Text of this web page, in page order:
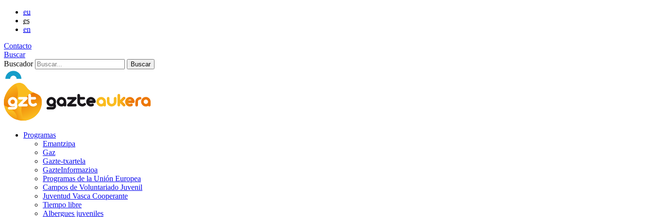
eu
es
en
Contacto
Buscar
Buscador
Programas
Emantzipa
Gaz
Gazte-txartela
GazteInformazioa
Programas de la Unión Europea
Campos de Voluntariado Juvenil
Juventud Vasca Cooperante
Tiempo libre
Albergues juveniles